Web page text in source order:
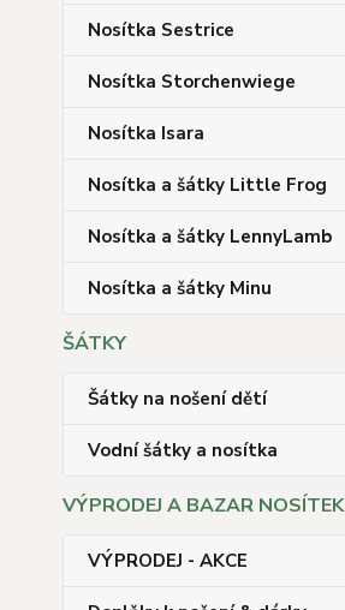
Nosítka Sestrice
Nosítka Storchenwiege
Nosítka Isara
Nosítka a šátky Little Frog
Nosítka a šátky LennyLamb
Nosítka a šátky Minu
ŠÁTKY
Šátky na nošení dětí
Vodní šátky a nosítka
VÝPRODEJ A BAZAR NOSÍTEK
VÝPRODEJ - AKCE